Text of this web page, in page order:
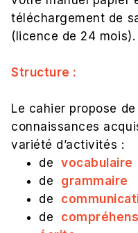
téléchargement de
(licence de 24 mois).
Structure :
Le cahier propose
connaissances
variété d’activités :
devocabulaire
de grammaire
de
de